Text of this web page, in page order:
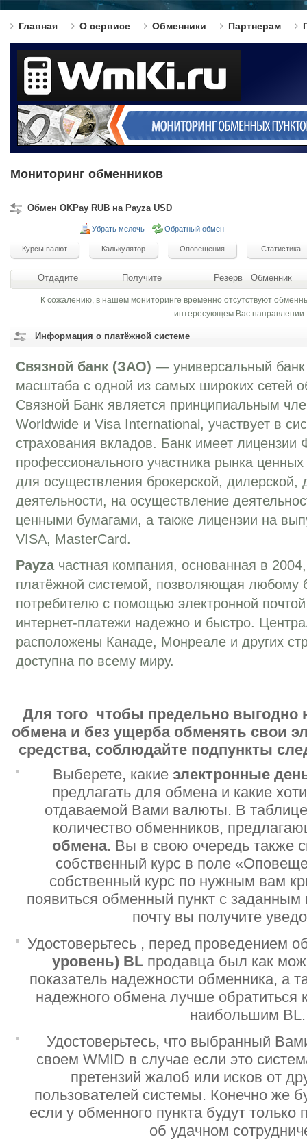
Главная О сервисе Обменники Партнерам
Мониторинг обменников
Обмен OKPay RUB на Payza USD
Убрать мелочь Обратный обмен
Отдадите Получите Резерв Обменник
К сожалению, в нашем мониторинге временно отсутствуют
интересующем Вас направлении.
Информация о платёжной системе
Связной банк (ЗАО) — универсальный
масштаба с одной из самых широких сетей
Связной Банк является принципиальным
Worldwide и Visa International, участвует в
страхования вкладов. Банк имеет
профессионального участника рынка
для осуществления брокерской, дилерской,
деятельности, на осуществление
ценными бумагами, а также лицензии на
VISA, MasterCard.
Payzaчастная компания, основанная в
платёжной системой, позволяющая любому
потребителю с помощью электронной
интернет-платежи надежно и быстро.
расположены Канаде, Монреале и других
доступна по всему миру.
Для того чтобы предельно выгодно
обмена и без ущерба обменять свои
средства, соблюдайте подпункты
Выберете, какие электронные
предлагать для обмена и какие
отдаваемой Вами валюты. В таблице
количество обменников,
обмена. Вы в свою очередь также
собственный курс в поле
собственный курс по нужным вам
появиться обменный пункт с заданным
почту вы получите
Удостоверьтесь , перед проведением
уровень) BL продавца был как
показатель надежности обменника, а
надежного обмена лучше
наибольшим BL.
Удостоверьтесь, что выбранный
своем WMID в случае если это
претензий жалоб или исков от
пользователей системы. Конечно же
если у обменного пункта будут
об удачном